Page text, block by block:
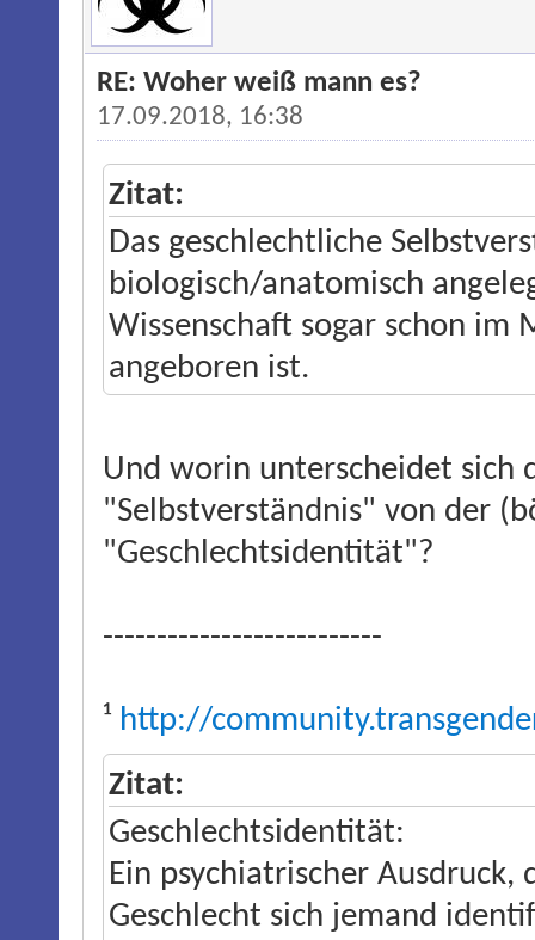
RE: Woher weiß mann es?
17.09.2018, 16:38
Zitat:
Das geschlechtliche
biologisch/anatomisch
Wissenschaft sogar schon im
angeboren ist.
Und worin unterscheidet sich
"Selbstverständnis" von der
"Geschlechtsidentität"?
--------------------------
¹ http://
Zitat:
Geschlechtsidentität:
Ein psychiatrischer
Geschlecht sich jemand